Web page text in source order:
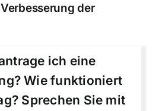
der
ich eine
Wie funktioniert
Sprechen Sie mit